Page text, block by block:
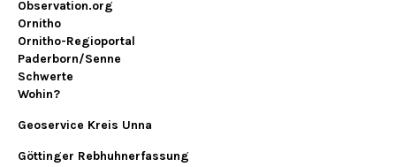
Observation.org
Ornitho
Ornitho-Regioportal
Paderborn/Senne
Schwerte
Wohin?
Geoservice Kreis Unna
Göttinger Rebhuhnerfassung